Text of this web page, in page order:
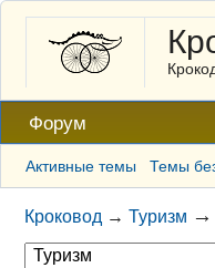
Форум
Активные темы Темы
Кроковод →Туризм →